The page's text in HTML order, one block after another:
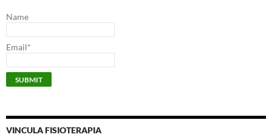
Name
Email*
VINCULA FISIOTERAPIA